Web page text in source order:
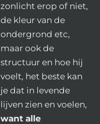
zonlicht erop of niet,
de kleur van de
ondergrond etc,
maar ook de
structuur en hoe hij
voelt, het beste kan
je dat in levende
lijven zien en voelen,
want alle